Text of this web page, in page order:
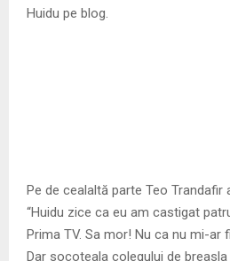
Huidu pe blog.
Pe de cealaltă parte Teo Trandafir
“Huidu zice ca eu am castigat
Prima TV. Sa mor! Nu ca nu mi-ar
Dar socoteala colegului de